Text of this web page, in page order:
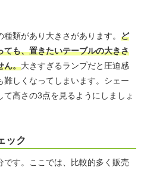
類があり大きさがあります。 ど
も、置きたいテーブルの大きさ
ん。大きすぎるランプだと圧迫感
しくなってしまいます。シェー
て高さの3点を見るようにしましょ
ック
す。ここでは、比較的多く販売